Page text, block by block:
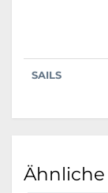
SAILS